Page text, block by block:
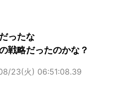
ったな
戦略だったのかな？
23(火) 06:51:08.39